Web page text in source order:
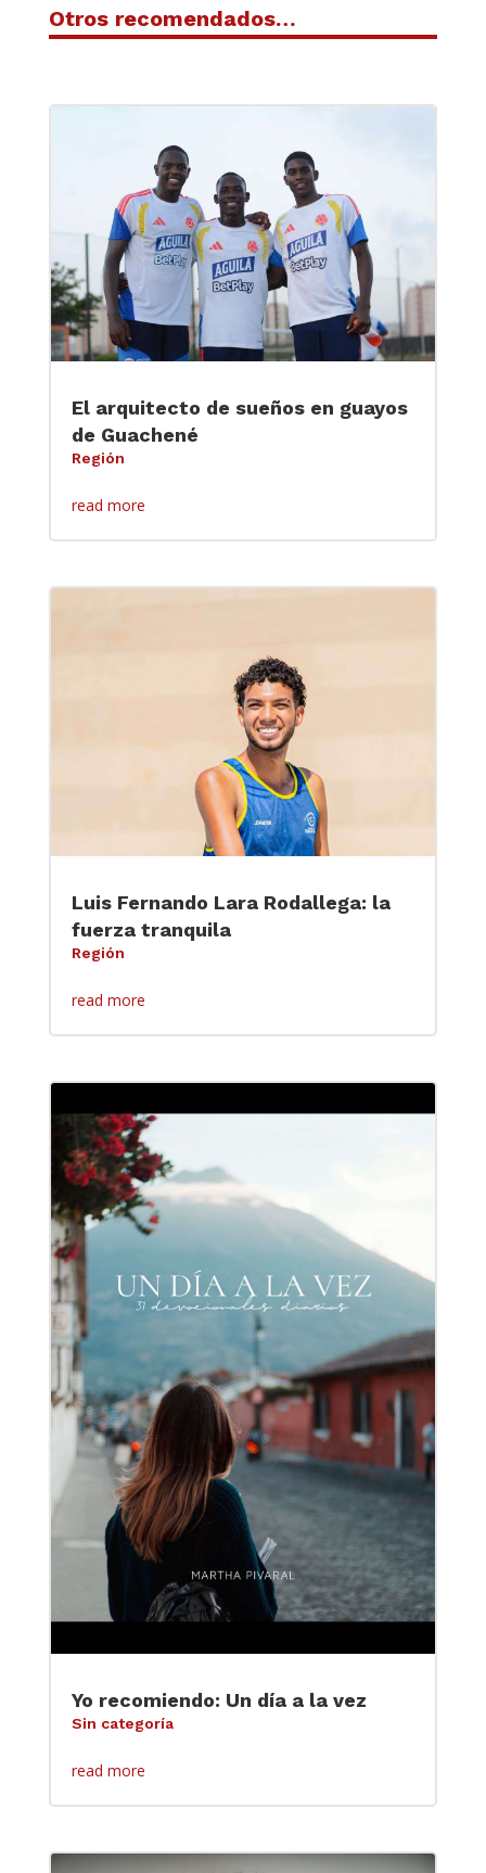
Otros recomendados…
El arquitecto de sueños en guayos
de Guachené
Región
read more
Luis Fernando Lara Rodallega: la
fuerza tranquila
Región
read more
Yo recomiendo: Un día a la vez
Sin categoría
read more